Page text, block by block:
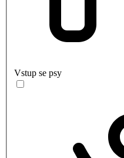
Vstup se psy